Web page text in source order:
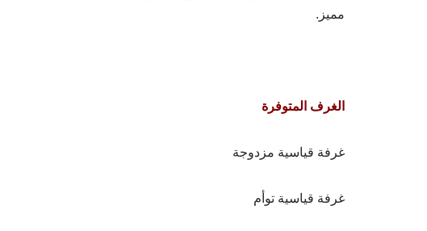
مميز.
الغرف المتوفرة
غرفة قياسية مزدوجة
غرفة قياسية توأم